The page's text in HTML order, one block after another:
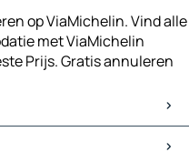
op ViaMichelin. Vind alle
met ViaMichelin
Prijs. Gratis annuleren